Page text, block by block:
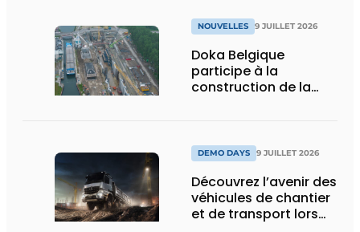
NOUVELLES 9 JUILLET 2026
Doka Belgique
participe à la
construction de la
DEMO DAYS 9 JUILLET 2026
Découvrez l’avenir des
véhicules de chantier
et de transport lors